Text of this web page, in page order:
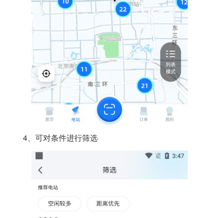
4、可对条件进行筛选